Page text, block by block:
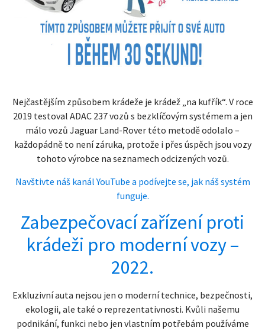
Nejčastějším způsobem krádeže je krádež „na kufřík“. V roce
2019 testoval ADAC 237 vozů s bezklíčovým systémem a jen
málo vozů Jaguar Land-Rover této metodě odolalo –
každopádně to není záruka, protože i přes úspěch jsou vozy
tohoto výrobce na seznamech odcizených vozů.
Navštivte náš kanál YouTube a podívejte se, jak náš systém
funguje.
Zabezpečovací zařízení proti
krádeži pro moderní vozy –
2022.
Exkluzivní auta nejsou jen o moderní technice, bezpečnosti,
ekologii, ale také o reprezentativnosti. Kvůli našemu
podnikání, funkci nebo jen vlastním potřebám používáme